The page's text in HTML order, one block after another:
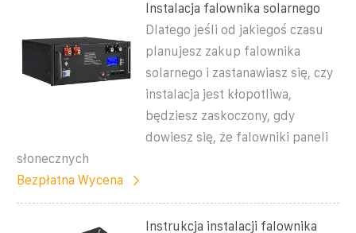
Instalacja falownika solarnego
Dlatego jeśli od jakiegoś czasu
planujesz zakup falownika
solarnego i zastanawiasz się, czy
instalacja jest kłopotliwa,
będziesz zaskoczony, gdy
dowiesz się, że falowniki paneli
słonecznych
Bezpłatna Wycena
Instrukcja instalacji falownika